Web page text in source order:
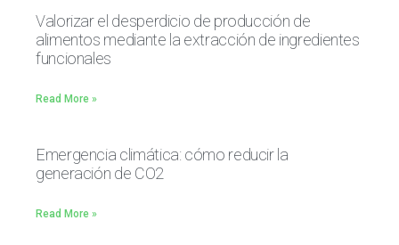
Valorizar el desperdicio de producción de
alimentos mediante la extracción de ingredientes
funcionales
Read More »
Emergencia climática: cómo reducir la
generación de CO2
Read More »